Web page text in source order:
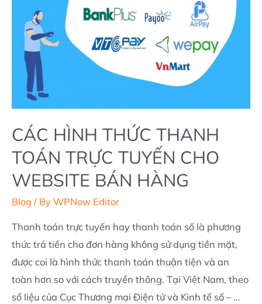
2022
CÁC HÌNH THỨC THANH
TOÁN TRỰC TUYẾN CHO
WEBSITE BÁN HÀNG
Blog / By WPNow Editor
Thanh toán trực tuyến hay thanh toán số là phương
thức trả tiền cho đơn hàng không sử dụng tiền mặt,
được coi là hình thức thanh toán thuận tiện và an
toàn hơn so với cách truyền thông. Tại Việt Nam, theo
số liệu của Cục Thương mại Điện tử và Kinh tế số – …